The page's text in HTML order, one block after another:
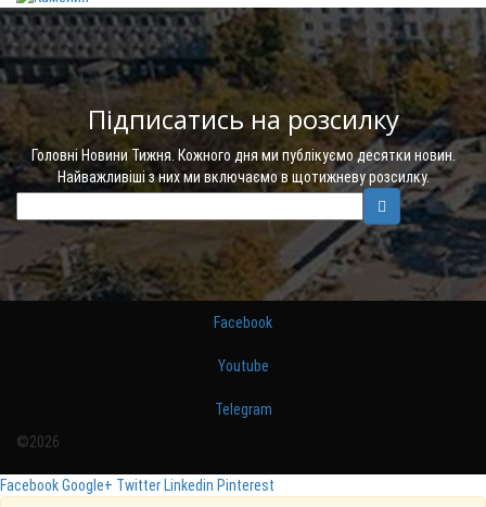
Підписатись на розсилку
Головні Новини Тижня. Кожного дня ми публікуємо десятки новин.
Найважливіші з них ми включаємо в щотижневу розсилку.
Facebook
Youtube
Telegram
©2026
FacebookGoogle+ TwitterLinkedin Pinterest